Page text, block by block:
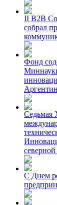
II B2B
собрал
Фонд
Седьмая
С Днем